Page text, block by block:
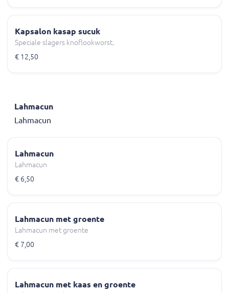
Kapsalon kasap sucuk
Speciale slagers knoflookworst.
€ 12,50
Lahmacun
Lahmacun
Lahmacun
Lahmacun
€ 6,50
Lahmacun met groente
Lahmacun met groente
€ 7,00
Lahmacun met kaas en groente